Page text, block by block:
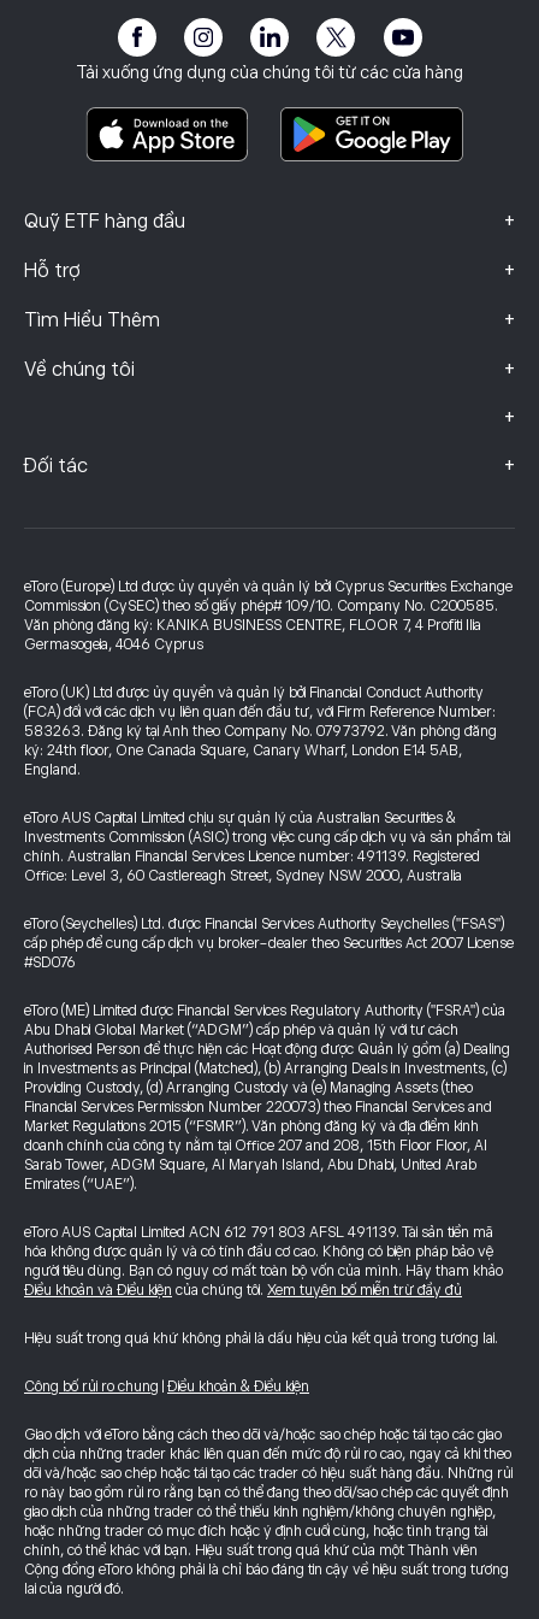
Tải xuống ứng dụng của chúng tôi từ các cửa hàng
Quỹ ETF hàng đầu +
Hỗ trợ +
Tìm Hiểu Thêm +
Về chúng tôi +
+
Công bố rủi ro
Điều khoản & Điều kiện
Tài Liệu Thông Tin Quan Trọng
Dữ liệu khiếu nại (Khách hàng FCA)
Đối tác +
Bảo hiểm đầu tư
eToro (Europe) Ltd được ủy quyền và quản lý bởi Cyprus Securities Exchange
Commission (CySEC) theo số giấy phép# 109/10. Company No. C200585.
Văn phòng đăng ký: KANIKA BUSINESS CENTRE, FLOOR 7, 4 Profiti Ilia
Germasogeia, 4046 Cyprus
eToro (UK) Ltd được ủy quyền và quản lý bởi Financial Conduct Authority
(FCA) đối với các dịch vụ liên quan đến đầu tư, với Firm Reference Number:
583263. Đăng ký tại Anh theo Company No. 07973792. Văn phòng đăng
ký: 24th floor, One Canada Square, Canary Wharf, London E14 5AB,
England.
eToro AUS Capital Limited chịu sự quản lý của Australian Securities &
Investments Commission (ASIC) trong việc cung cấp dịch vụ và sản phẩm tài
chính. Australian Financial Services Licence number: 491139. Registered
Office: Level 3, 60 Castlereagh Street, Sydney NSW 2000, Australia
eToro (Seychelles) Ltd. được Financial Services Authority Seychelles ("FSAS")
cấp phép để cung cấp dịch vụ broker-dealer theo Securities Act 2007 License
#SD076
eToro (ME) Limited được Financial Services Regulatory Authority ("FSRA") của
Abu Dhabi Global Market (“ADGM”) cấp phép và quản lý với tư cách
Authorised Person để thực hiện các Hoạt động được Quản lý gồm (a) Dealing
in Investments as Principal (Matched), (b) Arranging Deals in Investments, (c)
Providing Custody, (d) Arranging Custody và (e) Managing Assets (theo
Financial Services Permission Number 220073) theo Financial Services and
Market Regulations 2015 (“FSMR”). Văn phòng đăng ký và địa điểm kinh
doanh chính của công ty nằm tại Office 207 and 208, 15th Floor Floor, Al
Sarab Tower, ADGM Square, Al Maryah Island, Abu Dhabi, United Arab
Emirates (“UAE”).
eToro AUS Capital Limited ACN 612 791 803 AFSL 491139. Tài sản tiền mã
hóa không được quản lý và có tính đầu cơ cao. Không có biện pháp bảo vệ
người tiêu dùng. Bạn có nguy cơ mất toàn bộ vốn của mình. Hãy tham khảo
Điều khoản và Điều kiện của chúng tôi. Xem tuyên bố miễn trừ đầy đủ
Hiệu suất trong quá khứ không phải là dấu hiệu của kết quả trong tương lai.
Công bố rủi ro chung Điều khoản & Điều kiện
Giao dịch với eToro bằng cách theo dõi và/hoặc sao chép hoặc tái tạo các giao
dịch của những trader khác liên quan đến mức độ rủi ro cao, ngay cả khi theo
dõi và/hoặc sao chép hoặc tái tạo các trader có hiệu suất hàng đầu. Những rủi
ro này bao gồm rủi ro rằng bạn có thể đang theo dõi/sao chép các quyết định
giao dịch của những trader có thể thiếu kinh nghiệm/không chuyên nghiệp,
hoặc những trader có mục đích hoặc ý định cuối cùng, hoặc tình trạng tài
chính, có thể khác với bạn. Hiệu suất trong quá khứ của một Thành viên
Cộng đồng eToro không phải là chỉ báo đáng tin cậy về hiệu suất trong tương
lai của người đó.